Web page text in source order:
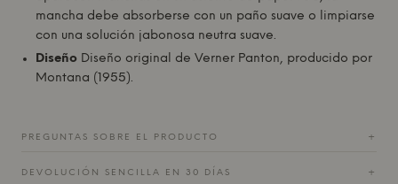
mancha debe absorberse con un paño suave o limpiarse
con una solución jabonosa neutra suave.
Diseño Diseño original de Verner Panton, producido por
Montana (1955).
PREGUNTAS SOBRE EL PRODUCTO +
DEVOLUCIÓN SENCILLA EN 30 DÍAS +